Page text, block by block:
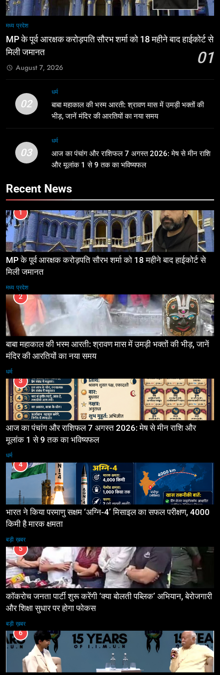
मध्य प्रदेश
MP के पूर्व आरक्षक करोड़पति सौरभ शर्मा को 18 महीने बाद हाईकोर्ट से
मिली जमानत
01
August 7, 2026
02
धर्म
बाबा महाकाल की भस्म आरती: श्रावण मास में उमड़ी भक्तों की
भीड़, जानें मंदिर की आरतियों का नया समय
03
धर्म
आज का पंचांग और राशिफल 7 अगस्त 2026: मेष से मीन राशि
और मूलांक 1 से 9 तक का भविष्यफल
Recent News
1
MP के पूर्व आरक्षक करोड़पति सौरभ शर्मा को 18 महीने बाद हाईकोर्ट से
मिली जमानत
मध्य प्रदेश
2
बाबा महाकाल की भस्म आरती: श्रावण मास में उमड़ी भक्तों की भीड़, जानें
मंदिर की आरतियों का नया समय
धर्म
3
आज का पंचांग और राशिफल 7 अगस्त 2026: मेष से मीन राशि और
मूलांक 1 से 9 तक का भविष्यफल
धर्म
4
भारत ने किया परमाणु सक्षम ‘अग्नि-4’ मिसाइल का सफल परीक्षण, 4000
किमी है मारक क्षमता
बड़ी ख़बर
5
कॉकरोच जनता पार्टी शुरू करेंगी ‘क्या बोलती पब्लिक’ अभियान, बेरोजगारी
और शिक्षा सुधार पर होगा फोकस
बड़ी ख़बर
6